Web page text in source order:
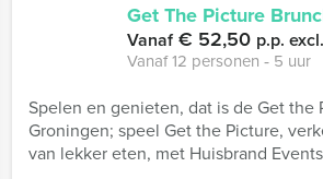
Get The Picture
Vanaf€ 52,50 p.p.
Vanaf 12 personen ‐ 5 uur
Spelen en genieten, dat is de Get the
Groningen; speel Get the Picture,
van lekker eten, met Huisbrand